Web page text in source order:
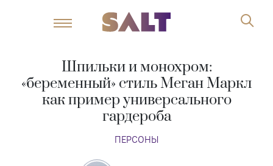
Шпильки и монохром:
«беременный» стиль Меган Маркл
как пример универсального
гардероба
ПЕРСОНЫ